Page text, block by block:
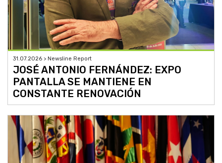
31.07.2026 > Newsline Report
JOSÉ ANTONIO FERNÁNDEZ: EXPO
PANTALLA SE MANTIENE EN
CONSTANTE RENOVACIÓN